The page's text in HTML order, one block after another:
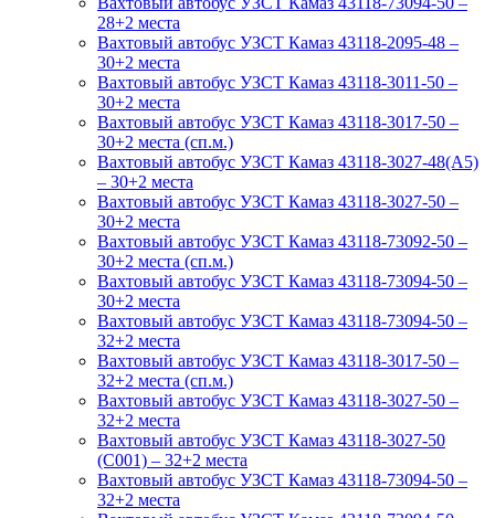
28+2 места
Вахтовый автобус УЗСТ Камаз 43118-2095-48 –
30+2 места
Вахтовый автобус УЗСТ Камаз 43118-3011-50 –
30+2 места
Вахтовый автобус УЗСТ Камаз 43118-3017-50 –
30+2 места (сп.м.)
Вахтовый автобус УЗСТ Камаз 43118-3027-48(A5)
– 30+2 места
Вахтовый автобус УЗСТ Камаз 43118-3027-50 –
30+2 места
Вахтовый автобус УЗСТ Камаз 43118-73092-50 –
30+2 места (сп.м.)
Вахтовый автобус УЗСТ Камаз 43118-73094-50 –
30+2 места
Вахтовый автобус УЗСТ Камаз 43118-73094-50 –
32+2 места
Вахтовый автобус УЗСТ Камаз 43118-3017-50 –
32+2 места (сп.м.)
Вахтовый автобус УЗСТ Камаз 43118-3027-50 –
32+2 места
Вахтовый автобус УЗСТ Камаз 43118-3027-50
(С001) – 32+2 места
Вахтовый автобус УЗСТ Камаз 43118-73094-50 –
32+2 места